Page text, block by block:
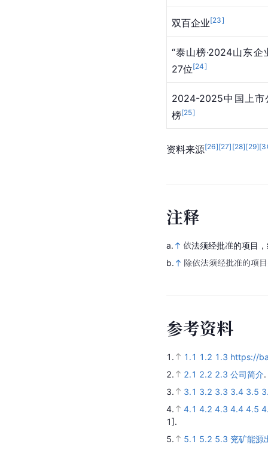
双百企业[23]
“泰山榜·2024山东
27位[24]
2024-2025中国上市
榜[25]
资料来源[26][27] [28][29][
注释
a.
依法须经批准的项目
b.
除依法须经批准的项
参考资料
1. 1.1 1.2 1.3 https://
2.
2.1 2.2 2.3 公司简介.
3.
3.1 3.2 3.3 3.4 3.5
4.
4.1 4.2 4.3 4.4 4.5
1].
5.
5.1 5.2 5.3 兖矿能源